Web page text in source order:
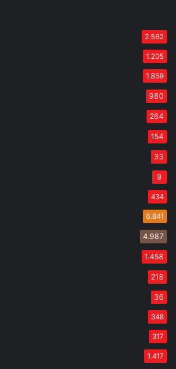
2.562
1.205
1.859
980
264
154
33
9
434
6.841
4.987
1.458
218
36
348
317
1.417